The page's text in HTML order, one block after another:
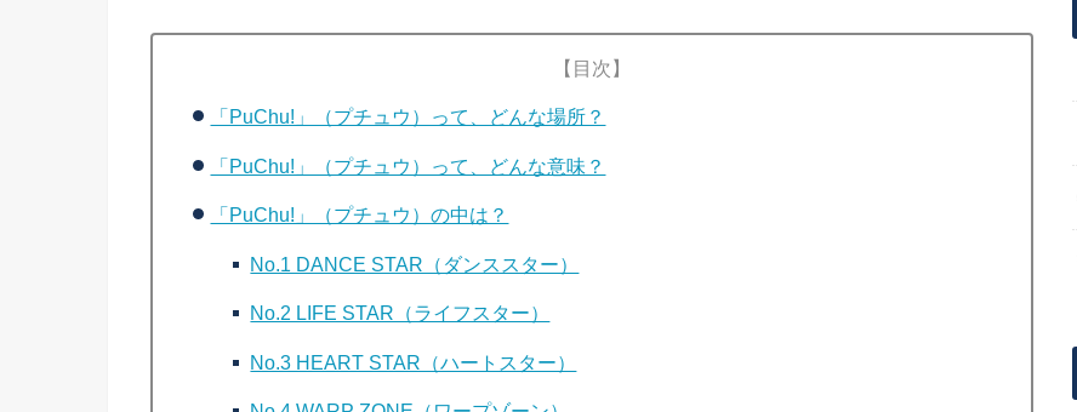
【目次】
「PuChu!」（プチュウ）って、どんな場所？
「PuChu!」（プチュウ）って、どんな意味？
「PuChu!」（プチュウ）の中は？
No.1 DANCE STAR（ダンススター）
No.2 LIFE STAR（ライフスター）
No.3 HEART STAR（ハートスター）